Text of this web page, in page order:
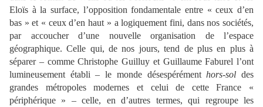
Eloïs à la surface, l’opposition fondamentale entre « ceux d’en
bas » et « ceux d’en haut » a logiquement fini, dans nos sociétés,
par accoucher d’une nouvelle organisation de l’espace
géographique. Celle qui, de nos jours, tend de plus en plus à
séparer – comme Christophe Guilluy et Guillaume Faburel l’ont
lumineusement établi – le monde désespérémenthors-sol des
grandes métropoles modernes et celui de cette France «
périphérique » – celle, en d’autres termes, qui regroupe les